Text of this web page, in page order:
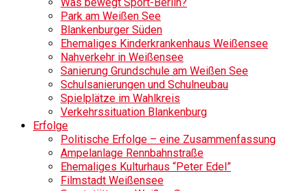
Park am Weißen See
Blankenburger Süden
Ehemaliges Kinderkrankenhaus Weißensee
Nahverkehr in Weißensee
Sanierung Grundschule am Weißen See
Schulsanierungen und Schulneubau
Spielplätze im Wahlkreis
Verkehrssituation Blankenburg
Erfolge
Politische Erfolge – eine Zusammenfassung
Ampelanlage Rennbahnstraße
Ehemaliges Kulturhaus “Peter Edel”
Filmstadt Weißensee